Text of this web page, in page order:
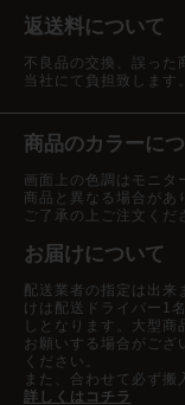
返送料について
不良品の交換、誤った
当社にて負担致します。
商品のカラーに
画面上の色調はモニタ
商品と異なる場合があ
ご了承の上ご注文くだ
お届けについて
配送業者の指定は出来
けは配送ドライバー1
しとなります。大型商
お願いする場合がござ
ください。
また、合わせて必ず搬
詳しくはコチラ